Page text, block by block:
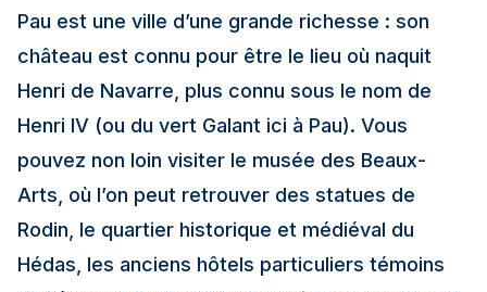
Pau est une ville d’une grande richesse : son
château est connu pour être le lieu où naquit
Henri de Navarre, plus connu sous le nom de
Henri IV (ou du vert Galant ici à Pau). Vous
pouvez non loin visiter le musée des Beaux-
Arts, où l’on peut retrouver des statues de
Rodin, le quartier historique et médiéval du
Hédas, les anciens hôtels particuliers témoins